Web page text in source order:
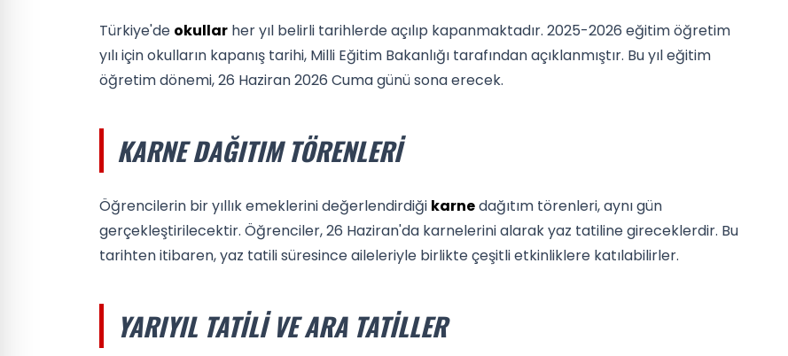
Türkiye'de okullar her yıl belirli tarihlerde açılıp kapanmaktadır. 2025-2026 eğitim öğretim
yılı için okulların kapanış tarihi, Milli Eğitim Bakanlığı tarafından açıklanmıştır. Bu yıl eğitim
öğretim dönemi, 26 Haziran 2026 Cuma günü sona erecek.
KARNE DAĞITIM TÖRENLERI
Öğrencilerin bir yıllık emeklerini değerlendirdiği karnedağıtım törenleri, aynı gün
gerçekleştirilecektir. Öğrenciler, 26 Haziran'da karnelerini alarak yaz tatiline gireceklerdir. Bu
tarihten itibaren, yaz tatili süresince aileleriyle birlikte çeşitli etkinliklere katılabilirler.
YARIYIL TATILI VE ARA TATILLER